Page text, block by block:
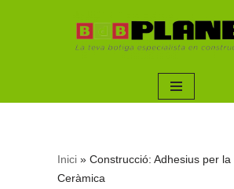
Inici» Construcció: Adhesius per la
Ceràmica